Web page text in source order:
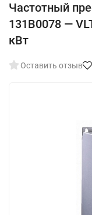
Частотный
131B0078 —
кВт
Оставить отзыв